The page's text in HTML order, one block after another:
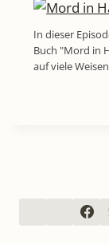
In dieser
Buch "Mord in
auf viele Weisen